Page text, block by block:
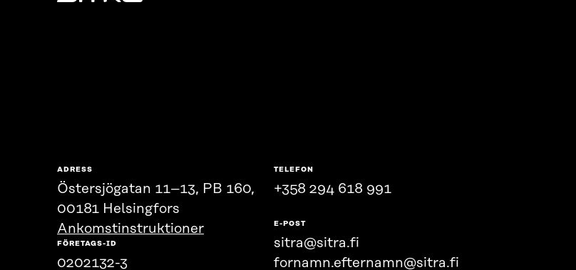
ADRESS
Östersjögatan 11–13, PB 160,
00181 Helsingfors
Ankomstinstruktioner
FÖRETAGS-ID
0202132-3
TELEFON
+358 294 618 991
E-POST
sitra@sitra.fi
fornamn.efternamn@sitra.fi